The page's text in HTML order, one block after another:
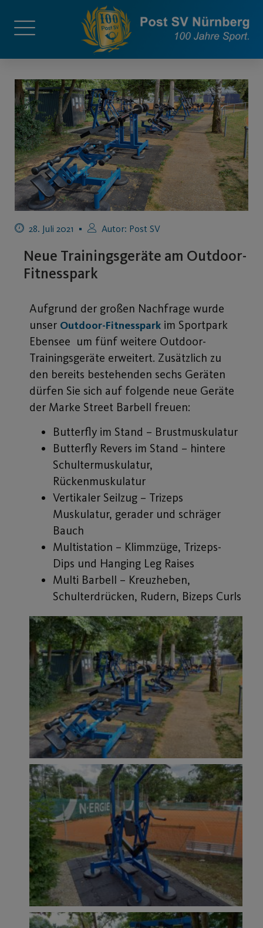
28. Juli 2021 Autor: Post SV
Neue Trainingsgeräte am Outdoor-
Fitnesspark
Aufgrund der großen Nachfrage wurde
unser Outdoor-Fitnesspark im Sportpark
Ebensee um fünf weitere Outdoor-
Trainingsgeräte erweitert. Zusätzlich zu
den bereits bestehenden sechs Geräten
dürfen Sie sich auf folgende neue Geräte
der Marke Street Barbell freuen:
Butterfly im Stand – Brustmuskulatur
Butterfly Revers im Stand – hintere
Schultermuskulatur,
Rückenmuskulatur
Vertikaler Seilzug – Trizeps
Muskulatur, gerader und schräger
Bauch
Multistation – Klimmzüge, Trizeps-
Dips und Hanging Leg Raises
Multi Barbell – Kreuzheben,
Schulterdrücken, Rudern, Bizeps Curls